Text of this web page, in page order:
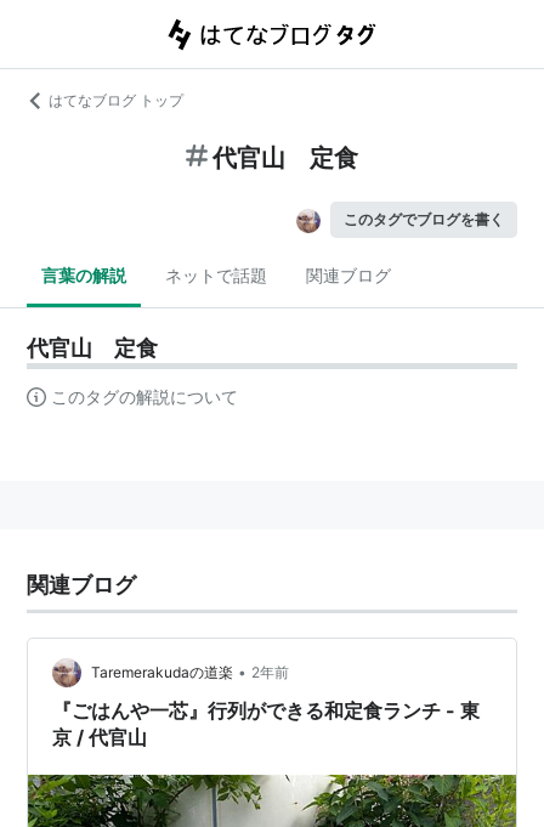
はてなブログ トップ
代官山 定食
このタグでブログを書く
言葉の解説 ネットで話題 関連ブログ
代官山 定食
このタグの解説について
関連ブログ
Taremerakudaの道楽 • 2年前
『ごはんや一芯』行列ができる和定食ランチ - 東
京 / 代官山